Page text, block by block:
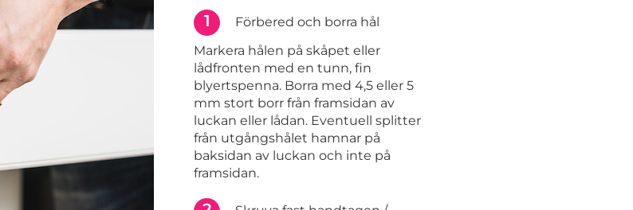
1
Förbered och borra hål
Markera hålen på skåpet eller
lådfronten med en tunn, fin
blyertspenna. Borra med 4,5 eller 5
mm stort borr från framsidan av
luckan eller lådan. Eventuell splitter
från utgångshålet hamnar på
baksidan av luckan och inte på
framsidan.